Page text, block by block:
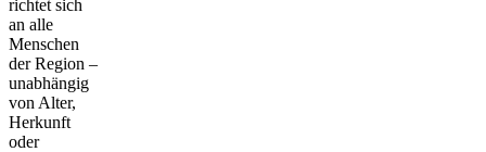
richtet sich
an alle
Menschen
der Region –
unabhängig
von Alter,
Herkunft
oder